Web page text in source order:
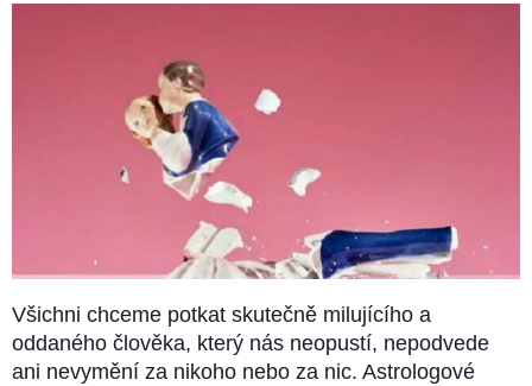
Všichni chceme potkat skutečně milujícího a
oddaného člověka, který nás neopustí, nepodvede
ani nevymění za nikoho nebo za nic. Astrologové